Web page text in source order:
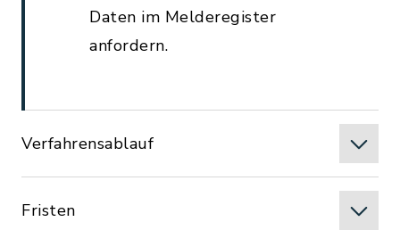
Daten im Melderegister
anfordern.
Verfahrensablauf
Fristen